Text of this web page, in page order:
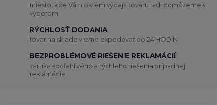
miesto, kde Vám okrem výdaja tovaru radi pomôžeme s
výberom
RÝCHLOSŤ DODANIA
tovar na sklade vieme expedovať do 24 HODÍN
BEZPROBLÉMOVÉ RIEŠENIE REKLAMÁCIÍ
záruka spoľahlivého a rýchleho riešenia prípadnej
reklamácie